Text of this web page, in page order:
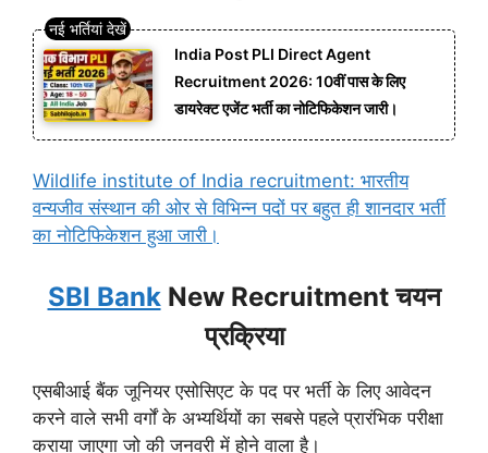
India Post PLI Direct Agent
Recruitment 2026: 10वीं पास के लिए
डायरेक्ट एजेंट भर्ती का नोटिफिकेशन जारी।
Wildlife institute of India recruitment: भारतीय
वन्यजीव संस्थान की ओर से विभिन्न पदों पर बहुत ही शानदार भर्ती
का नोटिफिकेशन हुआ जारी।
SBI BankNew Recruitment चयन
प्रक्रिया
एसबीआई बैंक जूनियर एसोसिएट के पद पर भर्ती के लिए आवेदन
करने वाले सभी वर्गों के अभ्यर्थियों का सबसे पहले प्रारंभिक परीक्षा
कराया जाएगा जो की जनवरी में होने वाला है।